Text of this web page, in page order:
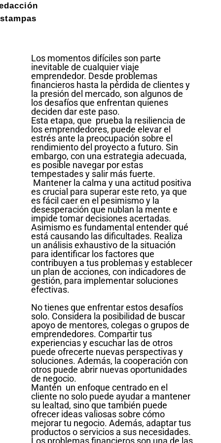
Los momentos difíciles son parte
inevitable de cualquier viaje
emprendedor. Desde problemas
financieros hasta la pérdida de clientes y
la presión del mercado, son algunos de
los desafíos que enfrentan quienes
deciden dar este paso.
Esta etapa, que prueba la resiliencia de
los emprendedores, puede elevar el
estrés ante la preocupación sobre el
rendimiento del proyecto a futuro. Sin
embargo, con una estrategia adecuada,
es posible navegar por estas
tempestades y salir más fuerte.
Mantener la calma y una actitud positiva
es crucial para superar este reto, ya que
es fácil caer en el pesimismo y la
desesperación que nublan la mente e
impide tomar decisiones acertadas.
Asimismo es fundamental entender qué
está causando las dificultades. Realiza
un análisis exhaustivo de la situación
para identificar los factores que
contribuyen a tus problemas y establecer
un plan de acciones, con indicadores de
gestión, para implementar soluciones
efectivas.
No tienes que enfrentar estos desafíos
solo. Considera la posibilidad de buscar
apoyo de mentores, colegas o grupos de
emprendedores. Compartir tus
experiencias y escuchar las de otros
puede ofrecerte nuevas perspectivas y
soluciones. Además, la cooperación con
otros puede abrir nuevas oportunidades
de negocio.
Mantén un enfoque centrado en el
cliente no solo puede ayudar a mantener
su lealtad, sino que también puede
ofrecer ideas valiosas sobre cómo
mejorar tu negocio. Además, adaptar tus
productos o servicios a sus necesidades.
Los problemas financieros son una de las